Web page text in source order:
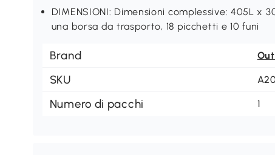
DIMENSIONI: Dimensioni complessive: 405L x
una borsa da trasporto, 18 picchetti e 10 funi
Brand
SKU
Numero di pacchi 1